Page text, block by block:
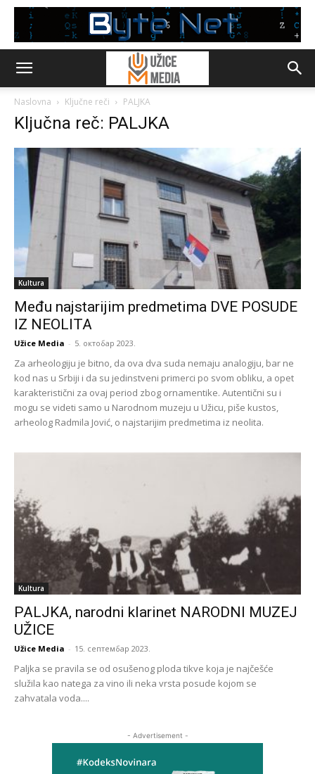
Naslovna Ključne reči PALJKA
Ključna reč: PALJKA
Kultura
Među najstarijim predmetima DVE POSUDE
IZ NEOLITA
Užice Media - 5. октобар 2023.
Za arheologiju je bitno, da ova dva suda nemaju analogiju, bar ne
kod nas u Srbiji i da su jedinstveni primerci po svom obliku, a opet
karakteristični za ovaj period zbog ornamentike. Autentični su i
mogu se videti samo u Narodnom muzeju u Užicu, piše kustos,
arheolog Radmila Jović, o najstarijim predmetima iz neolita.
Kultura
PALJKA, narodni klarinet NARODNI MUZEJ
UŽICE
Užice Media - 15. септембар 2023.
Paljka se pravila se od osušenog ploda tikve koja je najčešće
služila kao natega za vino ili neka vrsta posude kojom se
zahvatala voda....
- Advertisement -